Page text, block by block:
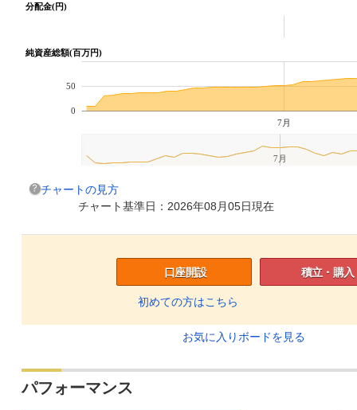
分配金(円)
純資産総額(百万円)
7月
0
50
7月
チャートの見方
チャート基準日：2026年08月05日現在
口座開設
初めての方はこちら
積立・購入
お気に入りボードを見る
パフォーマンス